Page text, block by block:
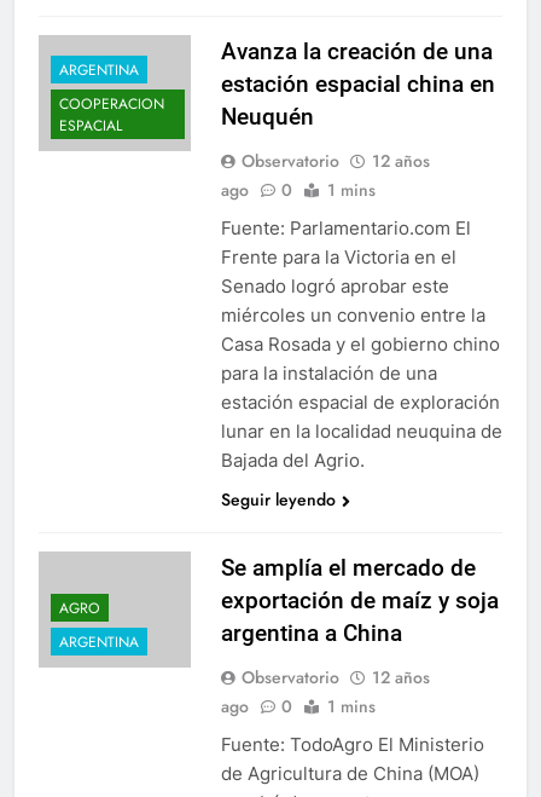
ARGENTINA
COOPERACION
ESPACIAL
Avanza la creación de una
estación espacial china en
Neuquén
Observatorio
12 años
ago
0 1 mins
Fuente: Parlamentario.com El
Frente para la Victoria en el
Senado logró aprobar este
miércoles un convenio entre la
Casa Rosada y el gobierno chino
para la instalación de una
estación espacial de exploración
lunar en la localidad neuquina de
Bajada del Agrio.
Seguir leyendo
AGRO
ARGENTINA
Se amplía el mercado de
exportación de maíz y soja
argentina a China
Observatorio
12 años
ago
0 1 mins
Fuente: TodoAgro El Ministerio
de Agricultura de China (MOA)